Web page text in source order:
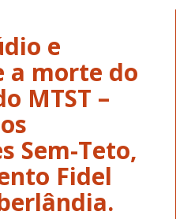
e
a morte do
MTST –
Sem-Teto,
Fidel